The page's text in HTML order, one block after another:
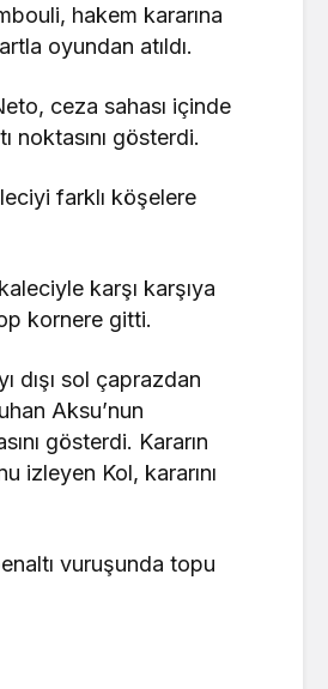
hakem kararına
oyundan atıldı.
ceza sahası içinde
noktasını gösterdi.
farklı köşelere
karşı karşıya
kornere gitti.
dışı sol çaprazdan
Aksu’nun
gösterdi. Kararın
izleyen Kol, kararını
vuruşunda topu